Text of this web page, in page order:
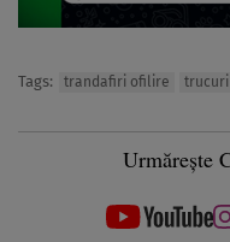
Tags: trandafiri ofilire
Urmărește